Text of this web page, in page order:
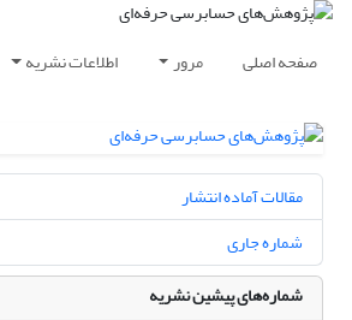
صفحه اصلی مرور اطلاعات نشریه
مقالات آماده انتشار
شماره جاری
شماره‌های پیشین نشریه